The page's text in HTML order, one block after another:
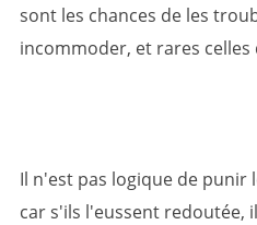
sont les chances de les
incommoder, et rares
Il n'est pas logique de punir
car s'ils l'eussent redoutée,